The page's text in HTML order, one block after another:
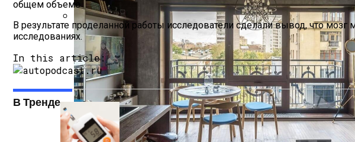
Кишечные Бактерии Влияют На Реакцию На
общем объеме
В результате проделанной работы исследователи сделали вывод, что
исследованиях.
In this article:
В Тренде